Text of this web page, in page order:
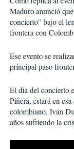
Maduro anunció
concierto" bajo el
frontera con
Ese evento se
principal paso
El día del concierto
Piñera, estará en
colombiano, Iván
años sufriendo la